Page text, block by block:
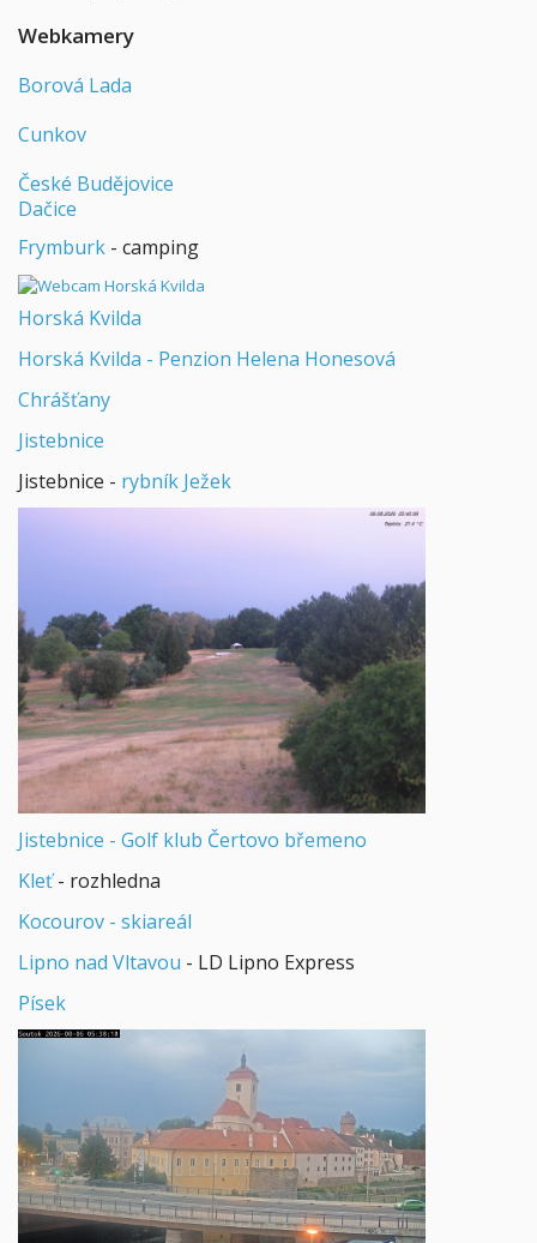
Webkamery
Borová Lada
Cunkov
České Budějovice
Dačice
Frymburk - camping
Horská Kvilda
Horská Kvilda - Penzion Helena Honesová
Chrášťany
Jistebnice
Jistebnice - rybník Ježek
Jistebnice - Golf klub Čertovo břemeno
Kleť- rozhledna
Kocourov - skiareál
Lipno nad Vltavou - LD Lipno Express
Písek